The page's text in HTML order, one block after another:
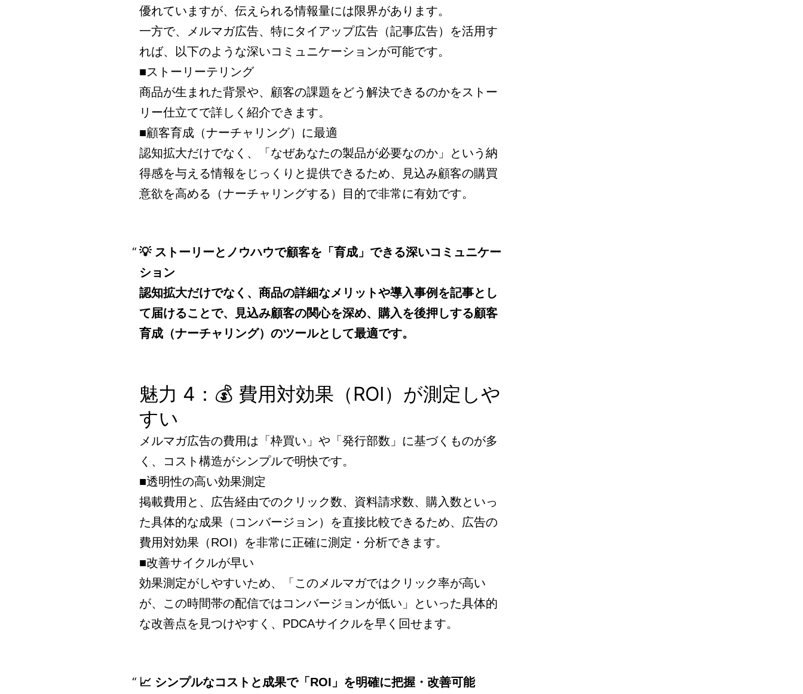
優れていますが、伝えられる情報量には限界があります。
一方で、メルマガ広告、特にタイアップ広告（記事広告）を活用す
れば、以下のような深いコミュニケーションが可能です。
■ストーリーテリング
商品が生まれた背景や、顧客の課題をどう解決できるのかをストー
リー仕立てで詳しく紹介できます。
■顧客育成（ナーチャリング）に最適
認知拡大だけでなく、「なぜあなたの製品が必要なのか」という納
得感を与える情報をじっくりと提供できるため、見込み顧客の購買
意欲を高める（ナーチャリングする）目的で非常に有効です。
💡 ストーリーとノウハウで顧客を「育成」できる深いコミュニケー
ション
認知拡大だけでなく、商品の詳細なメリットや導入事例を記事とし
て届けることで、見込み顧客の関心を深め、購入を後押しする顧客
育成（ナーチャリング）のツールとして最適です。
魅力 4：💰 費用対効果（ROI）が測定しや
すい
メルマガ広告の費用は「枠買い」や「発行部数」に基づくものが多
く、コスト構造がシンプルで明快です。
■透明性の高い効果測定
掲載費用と、広告経由でのクリック数、資料請求数、購入数といっ
た具体的な成果（コンバージョン）を直接比較できるため、広告の
費用対効果（ROI）を非常に正確に測定・分析できます。
■改善サイクルが早い
効果測定がしやすいため、「このメルマガではクリック率が高い
が、この時間帯の配信ではコンバージョンが低い」といった具体的
な改善点を見つけやすく、PDCAサイクルを早く回せます。
📈 シンプルなコストと成果で「ROI」を明確に把握・改善可能